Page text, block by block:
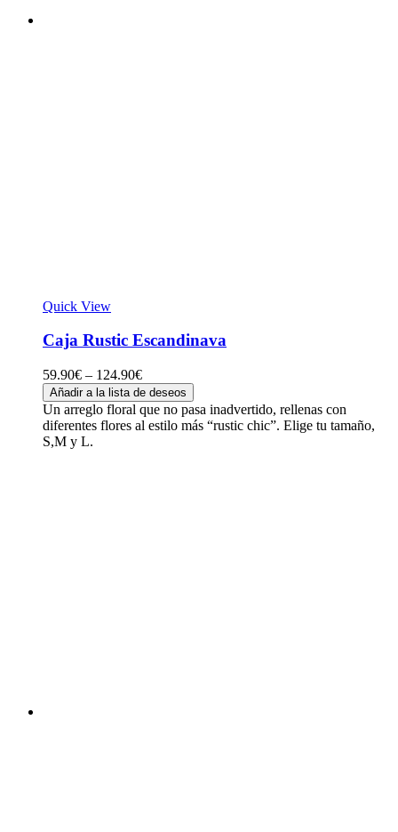
Quick View
Caja Rustic Escandinava
59.90€ – 124.90€
Añadir a la lista de deseos
Un arreglo floral que no pasa inadvertido, rellenas con
diferentes flores al estilo más “rustic chic”. Elige tu tamaño,
S,M y L.